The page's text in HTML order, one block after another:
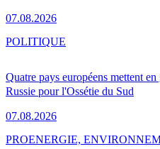
07.08.2026
Quatre pays européens mettent
Russie pour l'Ossétie du Sud
07.08.2026
POLITIQUE
PROENERGIE,